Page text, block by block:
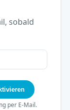
sobald
per E-Mail.